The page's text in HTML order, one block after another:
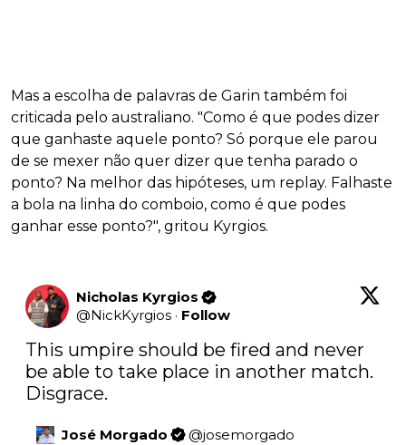
Mas a escolha de palavras de Garin também foi
criticada pelo australiano. "Como é que podes dizer
que ganhaste aquele ponto? Só porque ele parou
de se mexer não quer dizer que tenha parado o
ponto? Na melhor das hipóteses, um replay. Falhaste
a bola na linha do comboio, como é que podes
ganhar esse ponto?", gritou Kyrgios.
Nicholas Kyrgios
@NickKyrgios · Follow
This umpire should be fired and never
be able to take place in another match.
Disgrace.
José Morgado @josemorgado